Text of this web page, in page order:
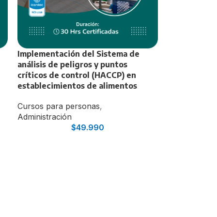
Buenas prácticas de manufactura en la
industria alimentaria – BPM
Implementación del Sistema de
análisis de peligros y puntos
críticos de control (HACCP) en
establecimientos de alimentos
Cursos para personas,
Administración
$49.990